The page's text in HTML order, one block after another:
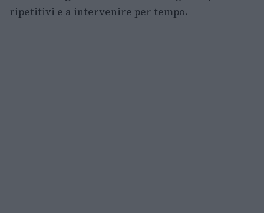
ripetitivi e a intervenire per tempo.